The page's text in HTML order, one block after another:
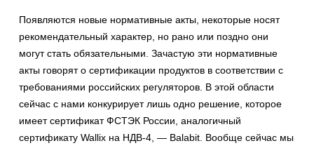
Появляются новые нормативные акты, некоторые носят
рекомендательный характер, но рано или поздно они
могут стать обязательными. Зачастую эти нормативные
акты говорят о сертификации продуктов в соответствии с
требованиями российских регуляторов. В этой области
сейчас с нами конкурирует лишь одно решение, которое
имеет сертификат ФСТЭК России, аналогичный
сертификату Wallix на НДВ-4, — Balabit. Вообще сейчас мы